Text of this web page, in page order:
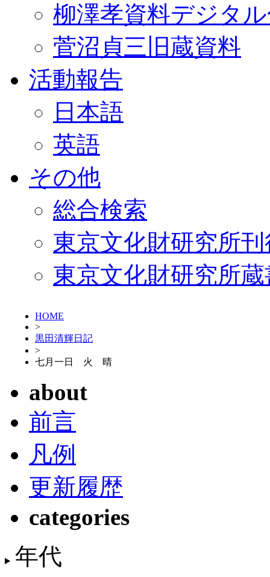
柳澤孝資料デジタ
菅沼貞三旧蔵資料
活動報告
日本語
英語
その他
総合検索
東京文化財研究所
東京文化財研究所
HOME
>
黒田清輝日記
>
七月一日 火 晴
about
前言
凡例
更新履歴
categories
年代